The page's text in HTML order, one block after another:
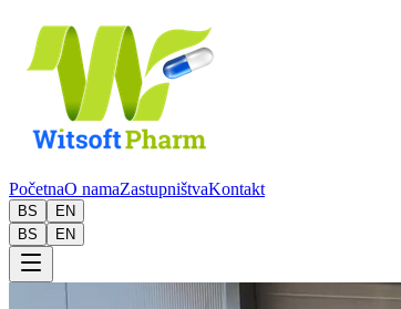
PočetnaO namaZastupništvaKontakt
BS
EN
BS
EN